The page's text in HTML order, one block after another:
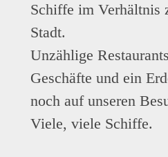
Schiffe im Verhältnis
Stadt.
Unzählige
Geschäfte und ein
noch auf unseren
Viele, viele Schiffe.